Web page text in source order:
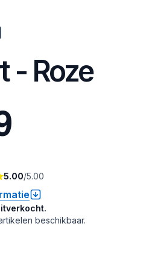
- Roze
5.00/5.00
beschikbaar.